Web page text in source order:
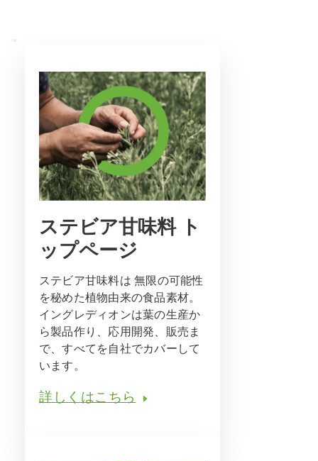
ステビア甘味料 ト
ップページ
ステビア甘味料は 無限の可能性
を秘めた植物由来の食品素材。
イングレディオンは葉の生産か
ら製品作り、応用開発、販売ま
で、すべてを自社でカバーして
います。
詳しくはこちら